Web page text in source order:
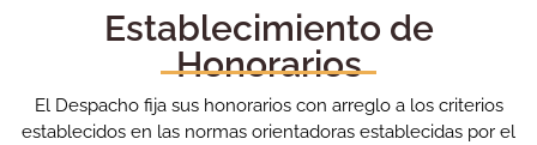
Establecimiento de
Honorarios
El Despacho fija sus honorarios con arreglo a los criterios
establecidos en las normas orientadoras establecidas por el